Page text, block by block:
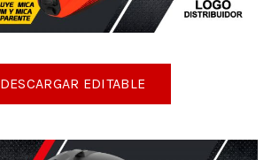
DESCARGAR EDITABLE